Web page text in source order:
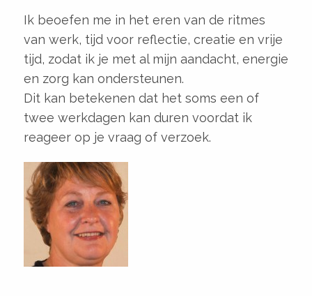
Ik beoefen me in het eren van de ritmes
van werk, tijd voor reflectie, creatie en vrije
tijd, zodat ik je met al mijn aandacht, energie
en zorg kan ondersteunen.
Dit kan betekenen dat het soms een of
twee werkdagen kan duren voordat ik
reageer op je vraag of verzoek.